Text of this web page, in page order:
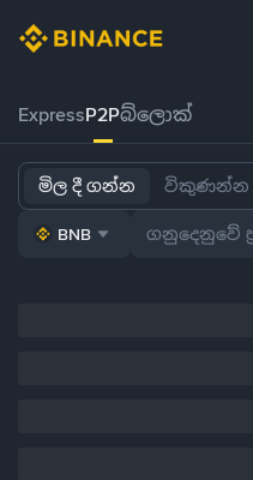
ExpressP2Pබ්ලොක්
මිල දී ගන්න විකුණන්න
BNB